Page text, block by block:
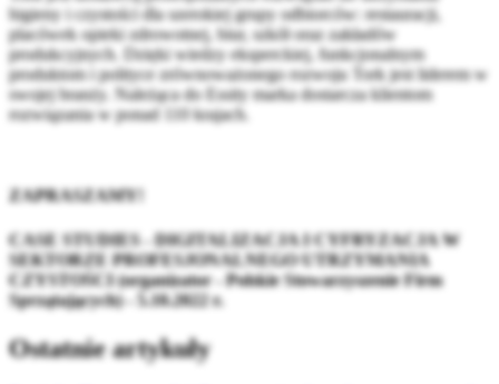
higieny i czystości dla szerokiej grupy odbiorców: restauracji,
placówek opieki zdrowotnej, biur, szkół oraz zakładów
produkcyjnych. Dzięki wiedzy eksperckiej, funkcjonalnym
produktom i polityce zrównoważonego rozwoju Tork jest liderem w
swojej branży. Należąca do Essity marka dostarcza klientom
rozwiązania w ponad 110 krajach.
ZAPRASZAMY!
CASE STUDIES - DIGITALIZACJA I CYFRYZACJA W
SEKTORZE PROFESJONALNEGO UTRZYMANIA
CZYSTOŚCI (organizator - Polskie Stowarzyszenie Firm
Sprzątających) - 5.10.2022 r.
Ostatnie artykuły